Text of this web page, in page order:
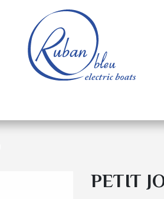
PETIT